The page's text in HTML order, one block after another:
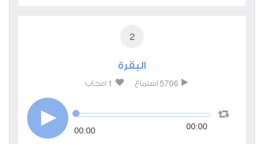
2
البقرة
5706 استماع 1 اعجاب
00:00 00:00